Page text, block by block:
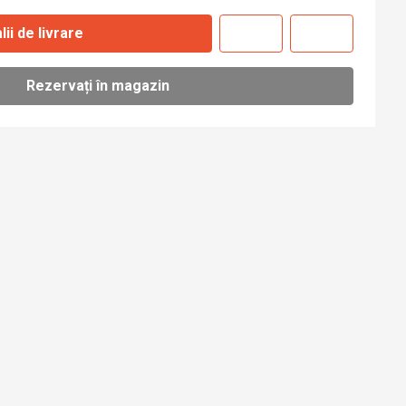
de livrare
Rezervați în magazin